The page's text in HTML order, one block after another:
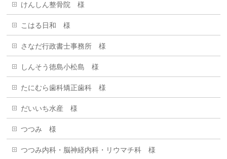
けんしん整骨院 様
こはる日和 様
さなだ行政書士事務所 様
しんそう徳島小松島 様
たにむら歯科矯正歯科 様
だいいち水産 様
つつみ 様
つつみ内科・脳神経内科・リウマチ科 様